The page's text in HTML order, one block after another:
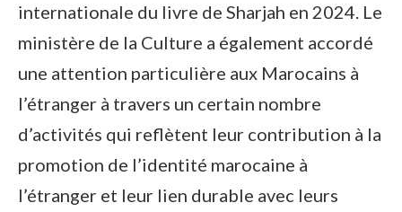
internationale du livre de Sharjah en 2024. Le
ministère de la Culture a également accordé
une attention particulière aux Marocains à
l’étranger à travers un certain nombre
d’activités qui reflètent leur contribution à la
promotion de l’identité marocaine à
l’étranger et leur lien durable avec leurs